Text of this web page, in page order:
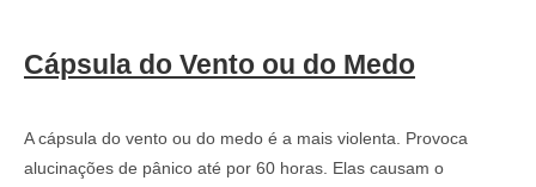
Cápsula do Vento ou do Medo
A cápsula do vento ou do medo é a mais violenta. Provoca
alucinações de pânico até por 60 horas. Elas causam o